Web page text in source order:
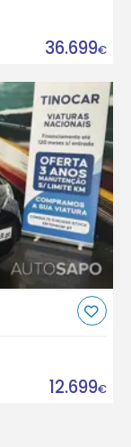
36.699€
12.699€